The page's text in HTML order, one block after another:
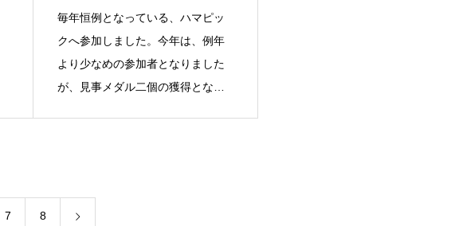
毎年恒例となっている、ハマピッ
クへ参加しました。今年は、例年
より少なめの参加者となりました
が、見事メダル二個の獲得となり
7 8